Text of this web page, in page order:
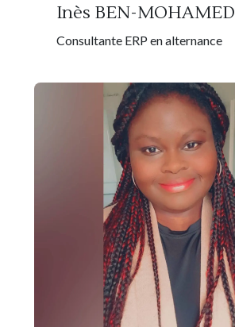
Inès BEN-MOHAMED
Consultante ERP en alternance